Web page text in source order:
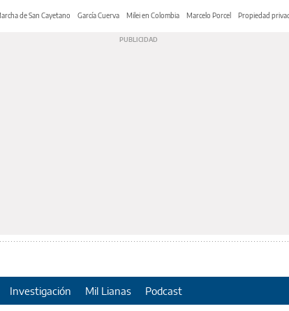
de San Cayetano García Cuerva Milei en Colombia Marcelo Porcel Propiedad
Investigación Mil Lianas Podcast